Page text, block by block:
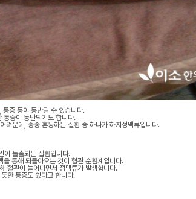
증 등이 동반될 수 있습니다.
통증이 동반되기도 합니다.
려운데, 종종 혼동하는 질환 중 하나가 하지정맥류입니다.
이 돌출되는 질환입니다.
통해 되돌아오는 것이 혈관 순환계입니다.
혈관이 늘어나면서 정맥류가 발생합니다.
한 통증도 있다고 합니다.